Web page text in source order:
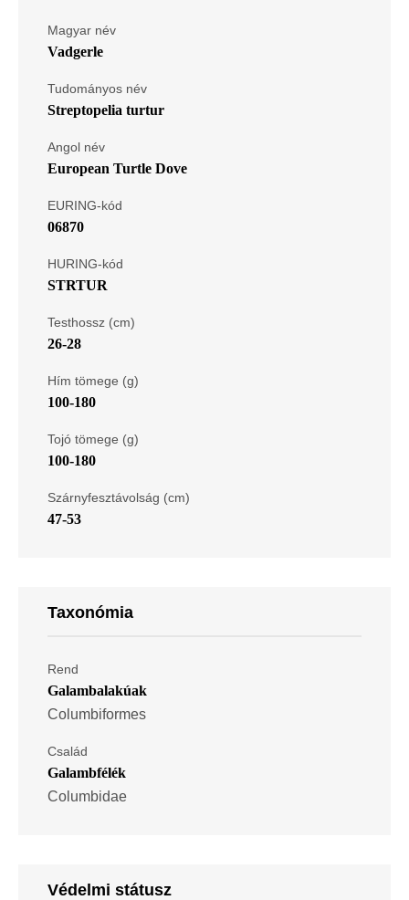
Magyar név
Vadgerle
Tudományos név
Streptopelia turtur
Angol név
European Turtle Dove
EURING-kód
06870
HURING-kód
STRTUR
Testhossz (cm)
26-28
Hím tömege (g)
100-180
Tojó tömege (g)
100-180
Szárnyfesztávolság (cm)
47-53
Taxonómia
Rend
Galambalakúak
Columbiformes
Család
Galambfélék
Columbidae
Védelmi státusz